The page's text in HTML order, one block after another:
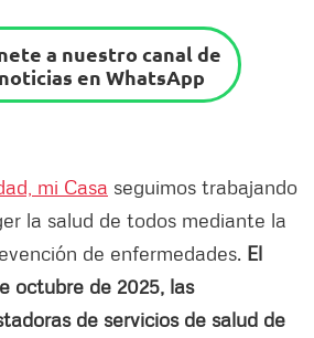
a nuestro canal de
noticias en WhatsApp
mi Casa seguimos trabajando
la salud de todos mediante la
de enfermedades. El
octubre de 2025, las
de servicios de salud de